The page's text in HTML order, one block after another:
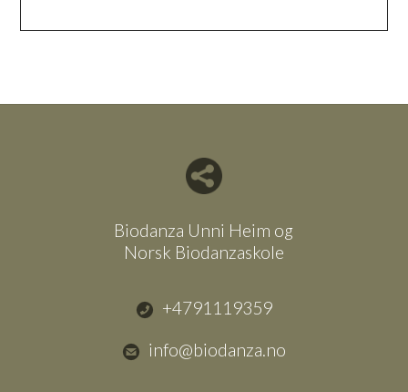
Biodanza Unni Heim og
Norsk Biodanzaskole
+4791119359
info@biodanza.no